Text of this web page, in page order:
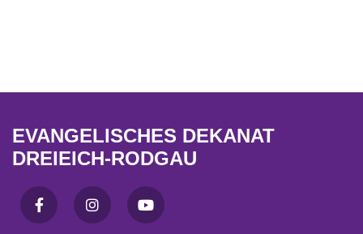
EVANGELISCHES DEKANAT
DREIEICH-RODGAU